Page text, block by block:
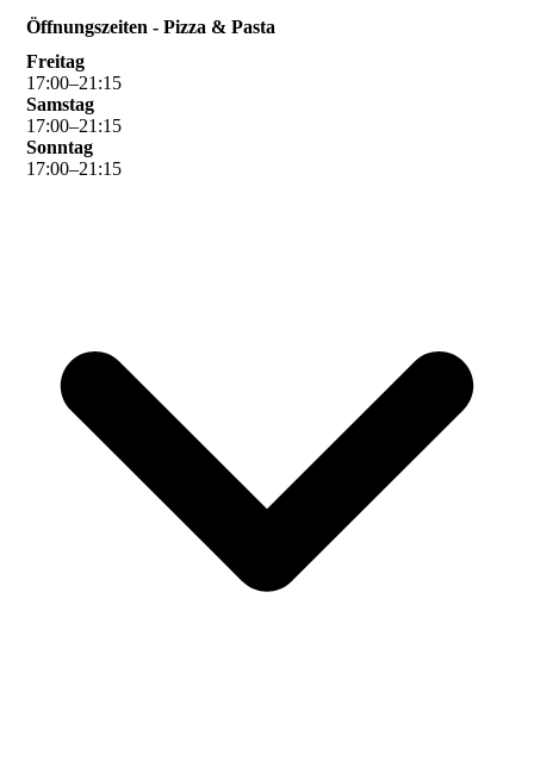
Öffnungszeiten - Pizza & Pasta
Freitag
17:00–21 :15
Samstag
17:00–21 :15
Sonntag
17:00–21 :15